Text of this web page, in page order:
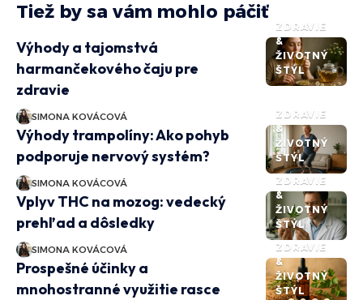
Tiež by sa vám mohlo páčiť
ZDRAVIE
&
ŽIVOTNÝ
ŠTÝL
Výhody a tajomstvá
harmančekového čaju pre
zdravie
SIMONA KOVÁCOVÁ
ZDRAVIE
&
ŽIVOTNÝ
ŠTÝL
Výhody trampolíny: Ako pohyb
podporuje nervový systém?
SIMONA KOVÁCOVÁ
ZDRAVIE
&
ŽIVOTNÝ
ŠTÝL
Vplyv THC na mozog: vedecký
prehľad a dôsledky
SIMONA KOVÁCOVÁ
ZDRAVIE
&
ŽIVOTNÝ
ŠTÝL
Prospešné účinky a
mnohostranné využitie rasce